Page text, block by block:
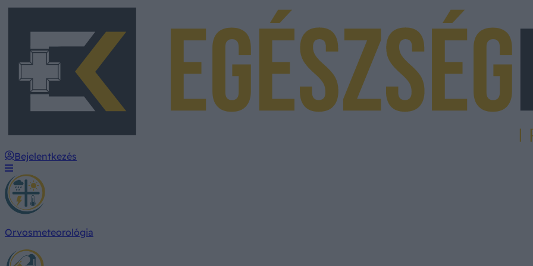
Bejelentkezés
Orvosmeteorológia